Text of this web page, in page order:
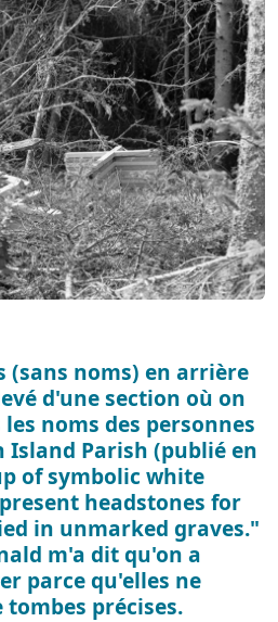
(sans noms) en arrière
d'une section où on
noms des personnes
Island Parish (publié en
of symbolic white
headstones for
in unmarked graves."
m'a dit qu'on a
parce qu'elles ne
précises.